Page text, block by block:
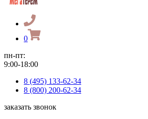
0
пн-пт:
9:00-18:00
8 (495) 133-62-34
8 (800) 200-62-34
заказать звонок